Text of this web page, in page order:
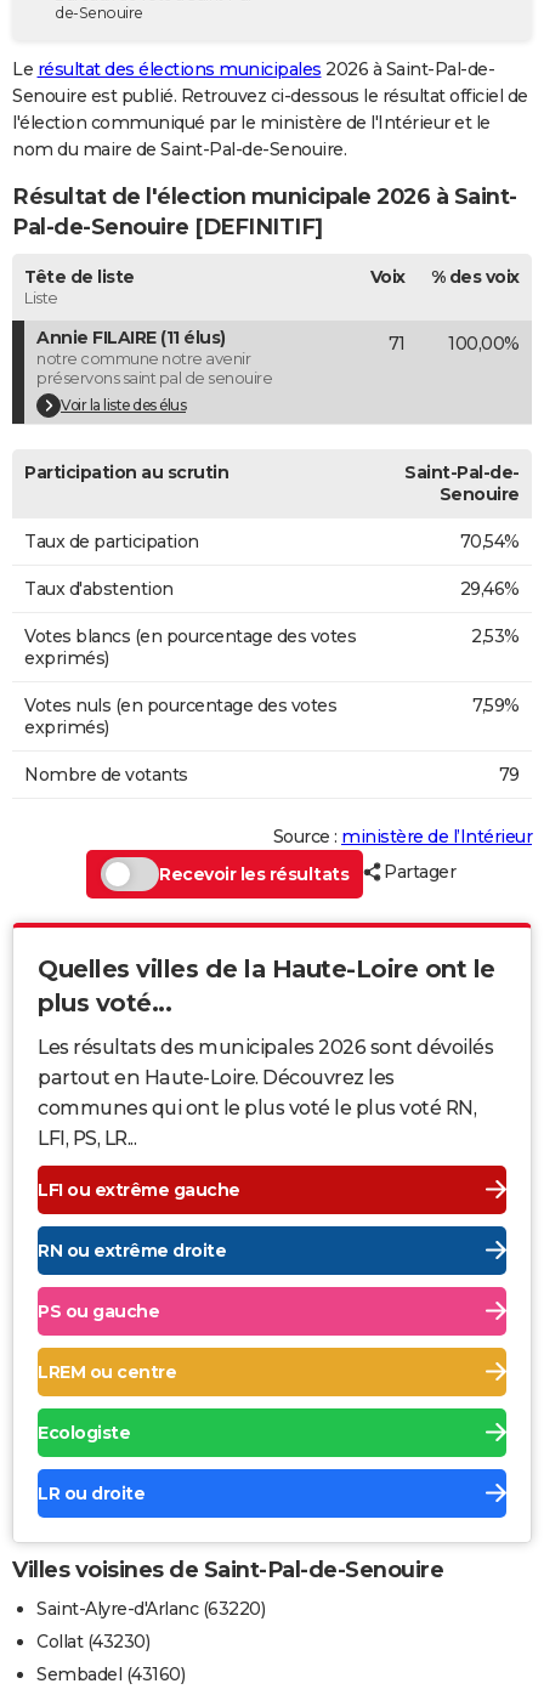
Destinations
City break
Voyage nature
Voyage de noces
Forum
GUIDES D'ACHAT
BONS PLANS
Carte de Noël
Carte Bonne année
Carte Saint-Valentin
Carte Pâques
Carte d'anniversaire
DICTIONNAIRE
Dictionnaire
Biographies
Citations
Expressions
Proverbes
PROGRAMME TV
COPAINS D'AVANT
S'inscrire
Se connecter
Lycées
Collèges
Primaires
Universités
Entreprises
Service militaire
Avis de recherche
AVIS DE DÉCÈS
FORUM
Bricolage
Lifestyle
Culture
Sport
Auto
Television
Voyage
Cinema
de-Senouire
Le résultat des élections municipales 2026 à Saint-Pal-de-
Senouire est publié. Retrouvez ci-dessous le résultat officiel de
l'élection communiqué par le ministère de l'Intérieur et le
nom du maire de Saint-Pal-de-Senouire.
Résultat de l'élection municipale 2026 à Saint-
Pal-de-Senouire [DEFINITIF]
Tête de liste
Liste
Voix % des voix
Annie FILAIRE (11 élus)
notre commune notre avenir
préservons saint pal de senouire
Voir la liste des élus
71 100,00%
Participation au scrutin
Saint-Pal-de-
Senouire
Taux de participation 70,54%
Taux d'abstention 29,46%
Votes blancs (en pourcentage des votes
exprimés)
2,53%
Votes nuls (en pourcentage des votes
exprimés)
7,59%
Nombre de votants 79
Source : ministère de l’Intérieur
Recevoir les résultats
Partager
Quelles villes de la Haute-Loire ont le
plus voté...
Les résultats des municipales 2026 sont dévoilés
partout en Haute-Loire. Découvrez les
communes qui ont le plus voté le plus voté RN,
LFI, PS, LR...
LFI ou extrême gauche
RN ou extrême droite
PS ou gauche
LREM ou centre
Ecologiste
LR ou droite
Villes voisines de Saint-Pal-de-Senouire
Saint-Alyre-d'Arlanc (63220)
Collat (43230)
Sembadel (43160)